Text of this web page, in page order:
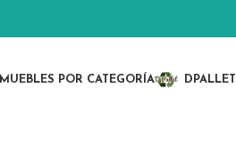
MUEBLES POR CATEGORÍA DPALLET